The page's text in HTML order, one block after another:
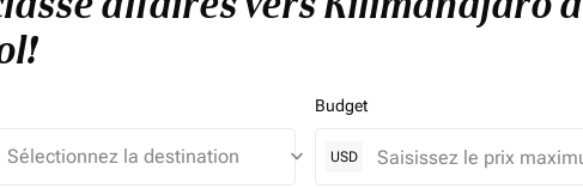
keyboard_arrow_down
Budget
USD